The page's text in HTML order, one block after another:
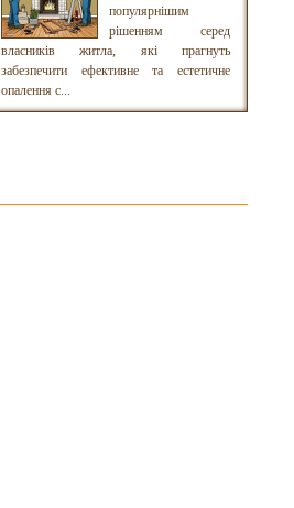
популярнішим
рішенням серед
власників житла, які прагнуть
забезпечити ефективне та естетичне
опалення с...
Відро-водоспад Tesli 15л зі
вставкою з нержавійки
Коментарів: 0